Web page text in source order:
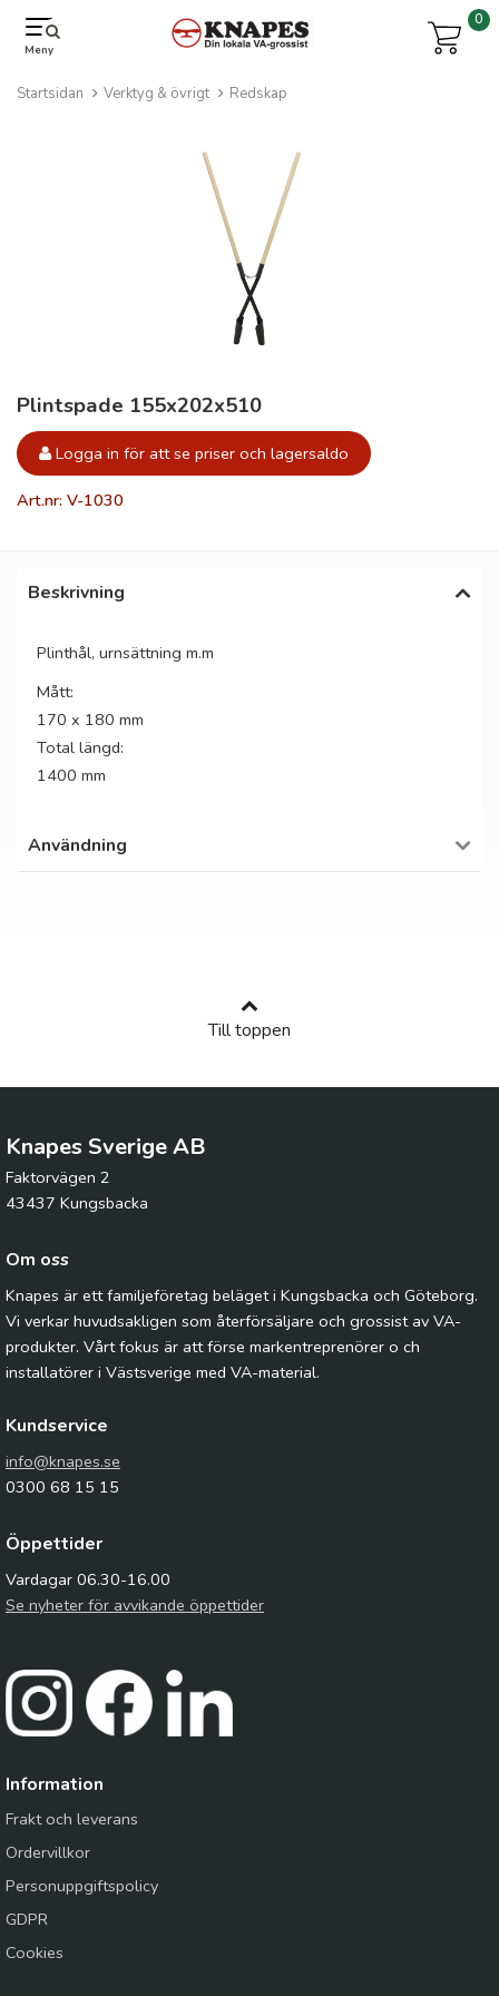
Meny
0
Startsidan Verktyg & övrigt Redskap
Plintspade 155x202x510
Logga in för att se priser och lagersaldo
Art.nr: V-1030
Beskrivning
Plinthål, urnsättning m.m
Mått:
170 x 180 mm
Total längd:
1400 mm
Användning
Till toppen
Knapes Sverige AB
Faktorvägen 2
43437 Kungsbacka
Om oss
Knapes är ett familjeföretag beläget i Kungsbacka och Göteborg.
Vi verkar huvudsakligen som återförsäljare och grossist av VA-
produkter. Vårt fokus är att förse markentreprenörer o ch
installatörer i Västsverige med VA-material.
Kundservice
info@knapes.se
0300 68 15 15
Öppettider
Vardagar 06.30-16.00
Se nyheter för avvikande öppettider
Information
Frakt och leverans
Ordervillkor
Personuppgiftspolicy
GDPR
Cookies